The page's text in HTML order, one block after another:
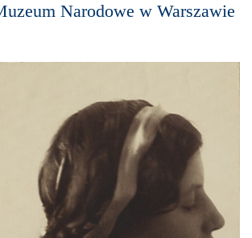
Narodowe w Warszawie